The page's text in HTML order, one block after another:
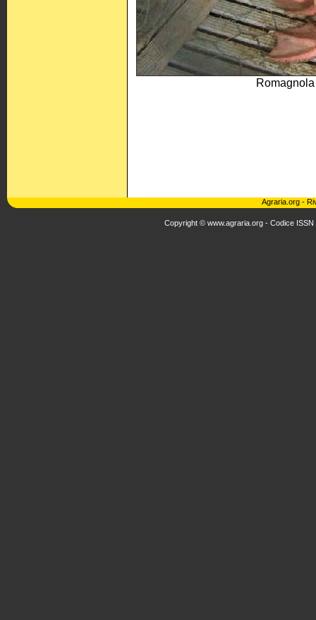
Agraria.org -
Copyright © www.agraria.org - Codice